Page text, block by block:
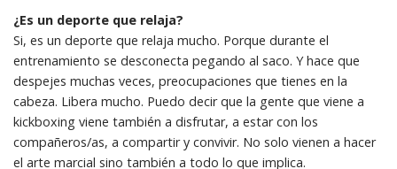
¿Es un deporte que relaja?
Si, es un deporte que relaja mucho. Porque durante el
entrenamiento se desconecta pegando al saco. Y hace que
despejes muchas veces, preocupaciones que tienes en la
cabeza. Libera mucho. Puedo decir que la gente que viene a
kickboxing viene también a disfrutar, a estar con los
compañeros/as, a compartir y convivir. No solo vienen a hacer
el arte marcial sino también a todo lo que implica.